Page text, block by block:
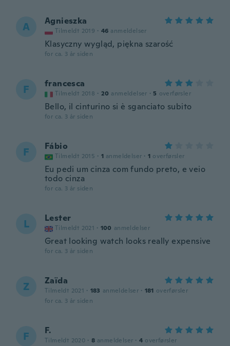
A Agnieszka
Tilmeldt 2019 · 46 anmeldelser
Klasyczny wygląd, piękna szarość
for ca. 3 år siden
F francesca
Tilmeldt 2018 · 20 anmeldelser · 5 overførsler
Bello, il cinturino si è sganciato subito
for ca. 3 år siden
F Fábio
Tilmeldt 2015 · 1 anmeldelser · 1 overførsler
Eu pedi um cinza com fundo preto, e veio
todo cinza
for ca. 3 år siden
L Lester
Tilmeldt 2021 · 100 anmeldelser
Great looking watch looks really expensive
for ca. 3 år siden
Z Zaïda
Tilmeldt 2021 · 183 anmeldelser · 181 overførsler
for ca. 3 år siden
F F.
Tilmeldt 2020 · 8 anmeldelser · 4 overførsler